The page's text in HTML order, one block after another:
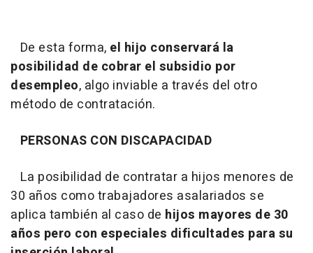
De esta forma, el hijo conservará la
posibilidad de cobrar el subsidio por
desempleo, algo inviable a través del otro
método de contratación.
PERSONAS CON DISCAPACIDAD
La posibilidad de contratar a hijos menores de
30 años como trabajadores asalariados se
aplica también al caso de hijos mayores de 30
años pero con especiales dificultades para su